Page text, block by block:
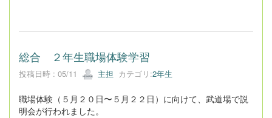
総合 ２年生職場体験学習
投稿日時 : 05/11 主担 カテゴリ:2年生
職場体験（５月２０日〜５月２２日）に向けて、武道場で説
明会が行われました。